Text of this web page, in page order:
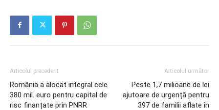
Articolul precedent
România a alocat integral cele
380 mil. euro pentru capital de
risc finanțate prin PNRR
Articolul următor
Peste 1,7 milioane de lei
ajutoare de urgență pentru
397 de familii aflate în